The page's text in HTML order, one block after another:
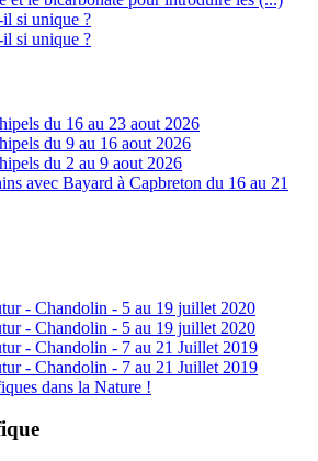
si unique ?
si unique ?
du 16 au 23 aout 2026
du 9 au 16 aout 2026
du 2 au 9 aout 2026
avec Bayard à Capbreton du 16 au 21
- Chandolin - 5 au 19 juillet 2020
- Chandolin - 5 au 19 juillet 2020
- Chandolin - 7 au 21 Juillet 2019
- Chandolin - 7 au 21 Juillet 2019
dans la Nature !